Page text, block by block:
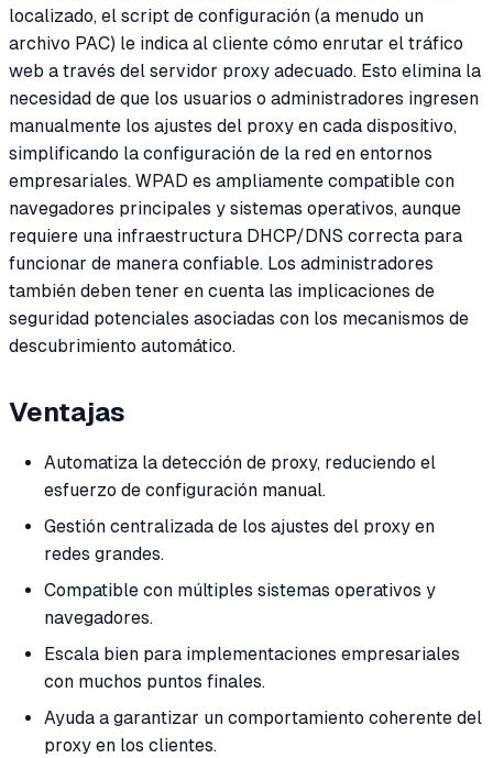
localizado, el script de configuración (a menudo un
archivo PAC) le indica al cliente cómo enrutar el tráfico
web a través del servidor proxy adecuado. Esto elimina la
necesidad de que los usuarios o administradores ingresen
manualmente los ajustes del proxy en cada dispositivo,
simplificando la configuración de la red en entornos
empresariales. WPAD es ampliamente compatible con
navegadores principales y sistemas operativos, aunque
requiere una infraestructura DHCP/DNS correcta para
funcionar de manera confiable. Los administradores
también deben tener en cuenta las implicaciones de
seguridad potenciales asociadas con los mecanismos de
descubrimiento automático.
Ventajas
Automatiza la detección de proxy, reduciendo el
esfuerzo de configuración manual.
Gestión centralizada de los ajustes del proxy en
redes grandes.
Compatible con múltiples sistemas operativos y
navegadores.
Escala bien para implementaciones empresariales
con muchos puntos finales.
Ayuda a garantizar un comportamiento coherente del
proxy en los clientes.